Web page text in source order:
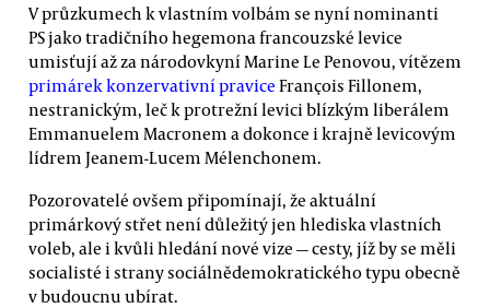
V průzkumech k vlastním volbám se nyní nominanti
PS jako tradičního hegemona francouzské levice
umisťují až za národovkyní Marine Le Penovou, vítězem
primárek konzervativní pravice François Fillonem,
nestranickým, leč k protrežní levici blízkým liberálem
Emmanuelem Macronem a dokonce i krajně levicovým
lídrem Jeanem-Lucem Mélenchonem.
Pozorovatelé ovšem připomínají, že aktuální
primárkový střet není důležitý jen hlediska vlastních
voleb, ale i kvůli hledání nové vize — cesty, jíž by se měli
socialisté i strany sociálnědemokratického typu obecně
v budoucnu ubírat.